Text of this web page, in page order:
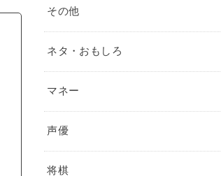
その他
ネタ・おもしろ
マネー
声優
将棋